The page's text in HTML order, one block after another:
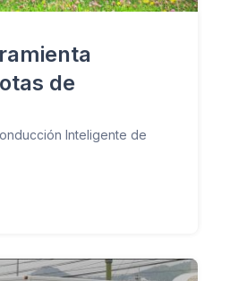
de
Inteligente de